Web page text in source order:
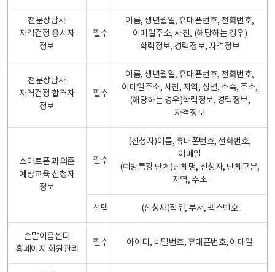
전문상담사
자격검정 응시자
정보
필수
이름, 생년월일, 휴대폰번호, 전화번호,
이메일주소, 사진, (해당하는 경우)
학력정보, 경력정보, 자격정보
전문상담사
자격검정 합격자
정보
필수
이름, 생년월일, 휴대폰번호, 전화번호,
이메일주소, 사진, 지역, 성별, 소속, 주소,
(해당하는 경우)학력정보, 경력정보,
자격정보
스마트폰 과의존
예방교육 신청자
정보
필수
(신청자)이름, 휴대폰번호, 전화번호,
이메일
(예방특강 단체)단체명, 신청자, 단체구분,
지역, 주소
선택 (신청자)직위, 부서, 팩스번호
손말이음센터
홈페이지 회원관리
필수 아이디, 비밀번호, 휴대폰번호, 이메일